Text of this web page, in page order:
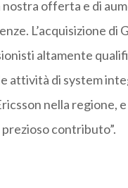
nostra offerta e di
L’acquisizione di
altamente
attività di system
nella regione,
contributo”.